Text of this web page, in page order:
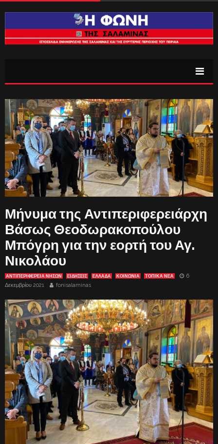
Μήνυμα της Αντιπεριφερειάρχη
Βάσως Θεοδωρακοπούλου
Μπόγρη για την εορτή του Αγ.
Νικολάου
ΑΝΤΙΠΕΡΙΦΈΡΕΙΑ ΝΉΣΩΝ ΕΙΔΗΣΕΙΣ ΕΛΛΑΔΑ ΚΟΙΝΩΝΙΑ ΤΟΠΙΚΑ ΝΕΑ
6
Δεκεμβρίου 2021
fonisalaminas